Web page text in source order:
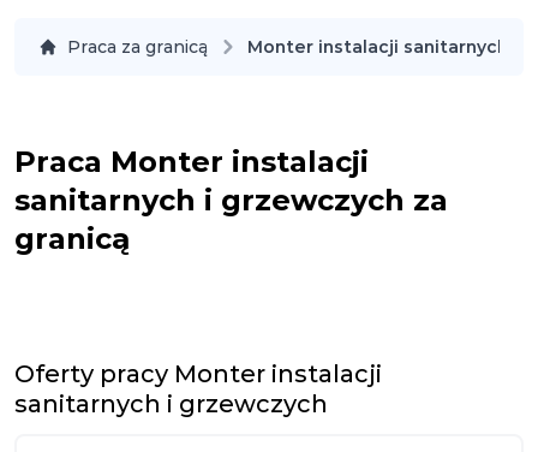
Praca za granicą Monter instalacji sanitarnych i
Praca Monter instalacji
sanitarnych i grzewczych za
granicą
Oferty pracy Monter instalacji
sanitarnych i grzewczych